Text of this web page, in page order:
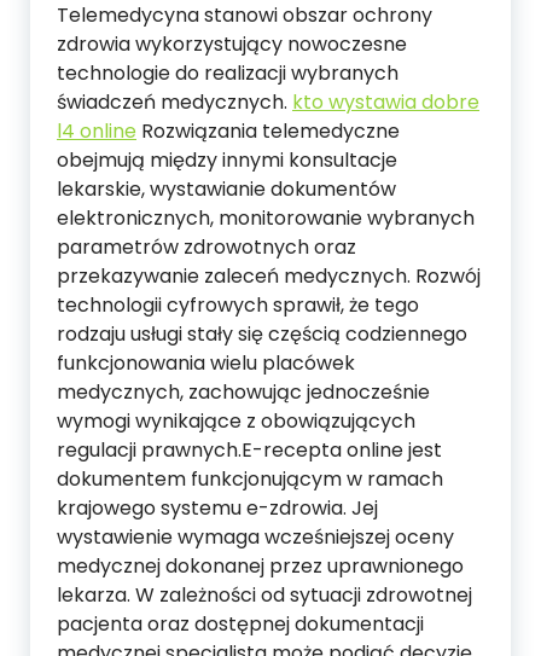
Telemedycyna stanowi obszar ochrony
zdrowia wykorzystujący nowoczesne
technologie do realizacji wybranych
świadczeń medycznych. kto wystawia dobre
l4 online Rozwiązania telemedyczne
obejmują między innymi konsultacje
lekarskie, wystawianie dokumentów
elektronicznych, monitorowanie wybranych
parametrów zdrowotnych oraz
przekazywanie zaleceń medycznych. Rozwój
technologii cyfrowych sprawił, że tego
rodzaju usługi stały się częścią codziennego
funkcjonowania wielu placówek
medycznych, zachowując jednocześnie
wymogi wynikające z obowiązujących
regulacji prawnych.E-recepta online jest
dokumentem funkcjonującym w ramach
krajowego systemu e-zdrowia. Jej
wystawienie wymaga wcześniejszej oceny
medycznej dokonanej przez uprawnionego
lekarza. W zależności od sytuacji zdrowotnej
pacjenta oraz dostępnej dokumentacji